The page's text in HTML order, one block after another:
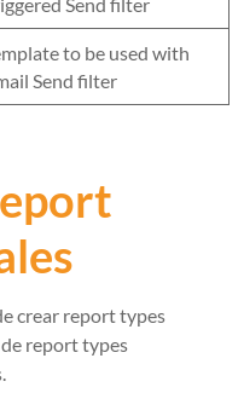
to be used with
Send filter
crear report types
report types